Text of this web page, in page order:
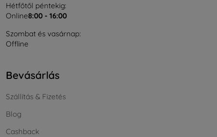
Hétfőtől péntekig:
Online8:00 - 16:00
Szombat és vasárnap:
Offline
Bevásárlás
Szállítás & Fizetés
Blog
Cashback